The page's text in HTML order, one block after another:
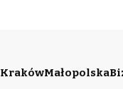
KrakówMałopolska